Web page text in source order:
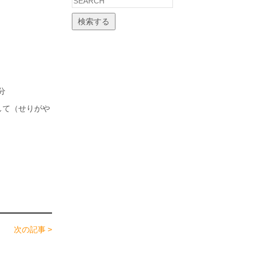
て（せりがや
次の記事 >
検索する